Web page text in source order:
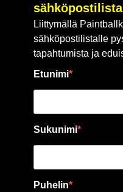
Liittymällä
sähköpostilistalle
tapahtumista ja
Etunimi
Sukunimi
Puhelin